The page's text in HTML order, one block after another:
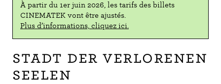
À partir du 1er juin 2026, les tarifs des billets
CINEMATEK vont être ajustés.
Plus d’informations, cliquez ici.
Stadt der verlorenen
Seelen